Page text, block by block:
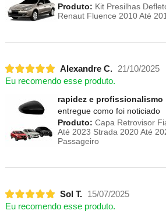
Produto: Kit Presilhas
Renaut Fluence 2010 Até
Alexandre C.
21/10/2025
Eu recomendo esse produto.
rapidez e profissionalismo
entregue como foi noticiado
Produto: Capa Retrovisor
Até 2023 Strada 2020 Até
Passageiro
Sol T.
15/07/2025
Eu recomendo esse produto.